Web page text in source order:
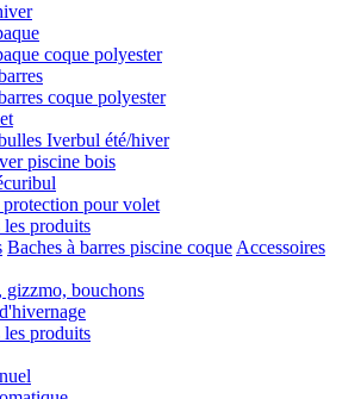
coque polyester
coque polyester
Iverbul été/hiver
piscine bois
protection pour volet
produits
Baches à barres piscine coque Accessoires
gizzmo, bouchons
produits